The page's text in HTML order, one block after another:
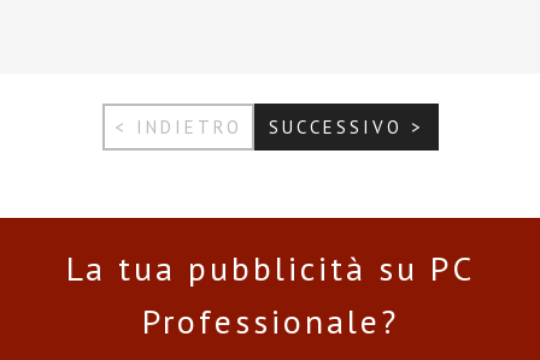
< INDIETRO SUCCESSIVO >
La tua pubblicità su PC
Professionale?